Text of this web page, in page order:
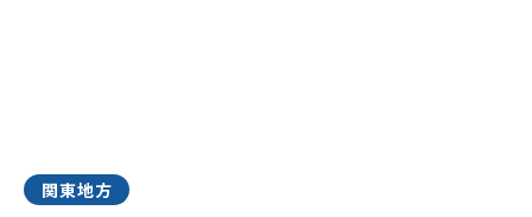
関東地方